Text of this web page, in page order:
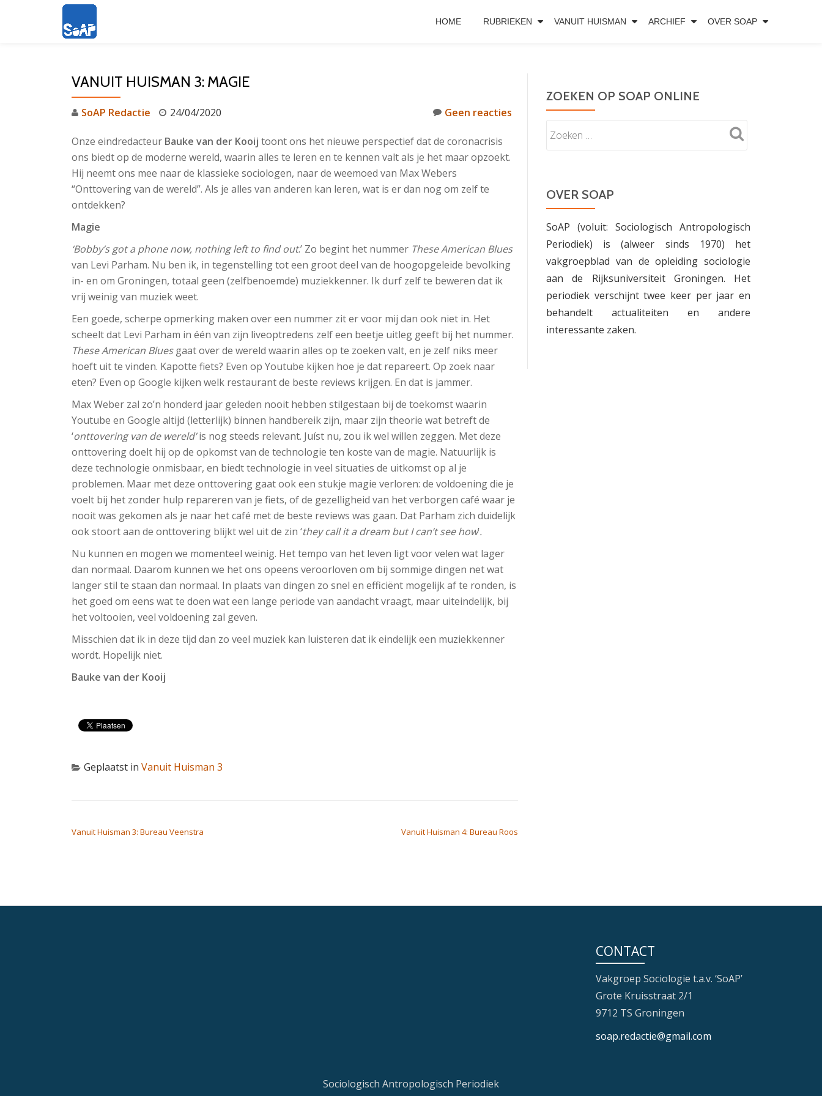
HOME RUBRIEKEN VANUIT HUISMAN ARCHIEF OVER SOAP
VANUIT HUISMAN 3: MAGIE
SoAP Redactie 24/04/2020 Geen reacties
Onze eindredacteur Bauke van der Kooij toont ons het nieuwe perspectief dat de coronacrisis
ons biedt op de moderne wereld, waarin alles te leren en te kennen valt als je het maar opzoekt.
Hij neemt ons mee naar de klassieke sociologen, naar de weemoed van Max Webers
“Onttovering van de wereld”. Als je alles van anderen kan leren, wat is er dan nog om zelf te
ontdekken?
Magie
‘Bobby’s got a phone now, nothing left to find out.’ Zo begint het nummer These American Blues
van Levi Parham. Nu ben ik, in tegenstelling tot een groot deel van de hoogopgeleide bevolking
in- en om Groningen, totaal geen (zelfbenoemde) muziekkenner. Ik durf zelf te beweren dat ik
vrij weinig van muziek weet.
Een goede, scherpe opmerking maken over een nummer zit er voor mij dan ook niet in. Het
scheelt dat Levi Parham in één van zijn liveoptredens zelf een beetje uitleg geeft bij het nummer.
These American Bluesgaat over de wereld waarin alles op te zoeken valt, en je zelf niks meer
hoeft uit te vinden. Kapotte fiets? Even op Youtube kijken hoe je dat repareert. Op zoek naar
eten? Even op Google kijken welk restaurant de beste reviews krijgen. En dat is jammer.
Max Weber zal zo’n honderd jaar geleden nooit hebben stilgestaan bij de toekomst waarin
Youtube en Google altijd (letterlijk) binnen handbereik zijn, maar zijn theorie wat betreft de
‘onttovering van de wereld’is nog steeds relevant. Juíst nu, zou ik wel willen zeggen. Met deze
onttovering doelt hij op de opkomst van de technologie ten koste van de magie. Natuurlijk is
deze technologie onmisbaar, en biedt technologie in veel situaties de uitkomst op al je
problemen. Maar met deze onttovering gaat ook een stukje magie verloren: de voldoening die je
voelt bij het zonder hulp repareren van je fiets, of de gezelligheid van het verborgen café waar je
nooit was gekomen als je naar het café met de beste reviews was gaan. Dat Parham zich duidelijk
ook stoort aan de onttovering blijkt wel uit de zin ‘they call it a dream but I can’t see how’.
Nu kunnen en mogen we momenteel weinig. Het tempo van het leven ligt voor velen wat lager
dan normaal. Daarom kunnen we het ons opeens veroorloven om bij sommige dingen net wat
langer stil te staan dan normaal. In plaats van dingen zo snel en efficiënt mogelijk af te ronden, is
het goed om eens wat te doen wat een lange periode van aandacht vraagt, maar uiteindelijk, bij
het voltooien, veel voldoening zal geven.
Misschien dat ik in deze tijd dan zo veel muziek kan luisteren dat ik eindelijk een muziekkenner
wordt. Hopelijk niet.
Bauke van der Kooij
Geplaatst in Vanuit Huisman 3
Vanuit Huisman 3: Bureau Veenstra Vanuit Huisman 4: Bureau Roos
ZOEKEN OP SOAP ONLINE
OVER SOAP
SoAP (voluit: Sociologisch Antropologisch
Periodiek) is (alweer sinds 1970) het
vakgroepblad van de opleiding sociologie
aan de Rijksuniversiteit Groningen. Het
periodiek verschijnt twee keer per jaar en
behandelt actualiteiten en andere
interessante zaken.
CONTACT
Vakgroep Sociologie t.a.v. ‘SoAP’
Grote Kruisstraat 2/1
9712 TS Groningen
soap.redactie@gmail.com
Sociologisch Antropologisch Periodiek